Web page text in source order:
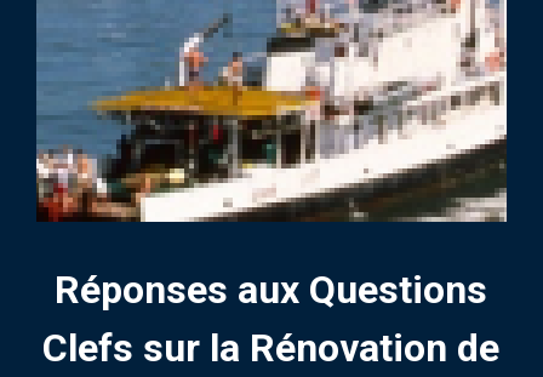
Réponses aux Questions
Clefs sur la Rénovation de